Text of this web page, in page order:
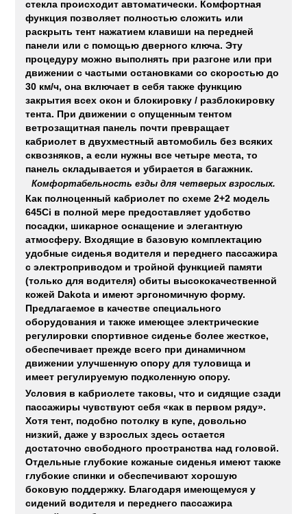
стекла происходит автоматически. Комфортная
функция позволяет полностью сложить или
раскрыть тент нажатием клавиши на передней
панели или с помощью дверного ключа. Эту
процедуру можно выполнять при разгоне или при
движении с частыми остановками со скоростью до
30 км/ч, она включает в себя также функцию
закрытия всех окон и блокировку / разблокировку
тента. При движении с опущенным тентом
ветрозащитная панель почти превращает
кабриолет в двухместный автомобиль без всяких
сквозняков, а если нужны все четыре места, то
панель складывается и убирается в багажник.
Комфортабельность езды для четверых взрослых.
Как полноценный кабриолет по схеме 2+2 модель
645Ci в полной мере предоставляет удобство
посадки, шикарное оснащение и элегантную
атмосферу. Входящие в базовую комплектацию
удобные сиденья водителя и переднего пассажира
с электроприводом и тройной функцией памяти
(только для водителя) обиты высококачественной
кожей Dakota и имеют эргономичную форму.
Предлагаемое в качестве специального
оборудования и также имеющее электрические
регулировки спортивное сиденье более жесткое,
обеспечивает прежде всего при динамичном
движении улучшенную опору для туловища и
имеет регулируемую подколенную опору.
Условия в кабриолете таковы, что и сидящие сзади
пассажиры чувствуют себя «как в первом ряду».
Хотя тент, подобно потолку в купе, довольно
низкий, даже у взрослых здесь остается
достаточно свободного пространства над головой.
Отдельные глубокие кожаные сиденья имеют также
глубокие спинки и обеспечивают хорошую
боковую поддержку. Благодаря имеющемуся у
сидений водителя и переднего пассажира